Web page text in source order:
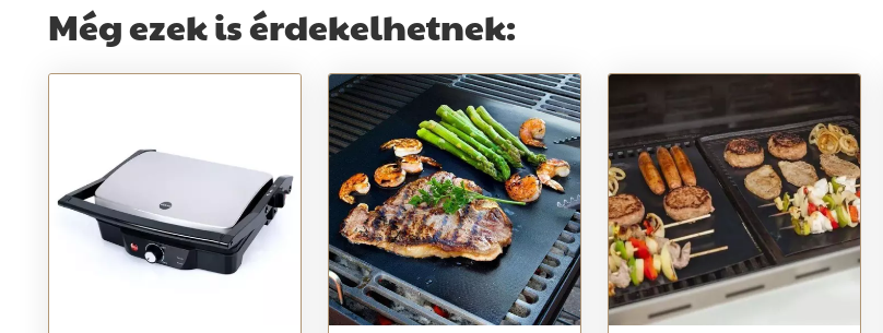
Még ezek is érdekelhetnek: